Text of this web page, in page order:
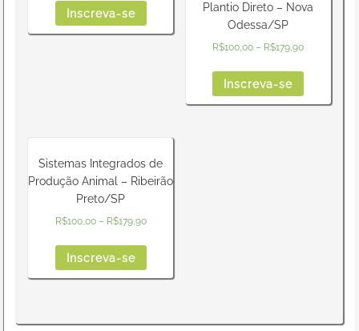
Inscreva-se
Plantio Direto – Nova
Odessa/SP
R$100,00 – R$179,90
Inscreva-se
Sistemas Integrados de
Produção Animal – Ribeirão
Preto/SP
R$100,00– R$179,90
Inscreva-se